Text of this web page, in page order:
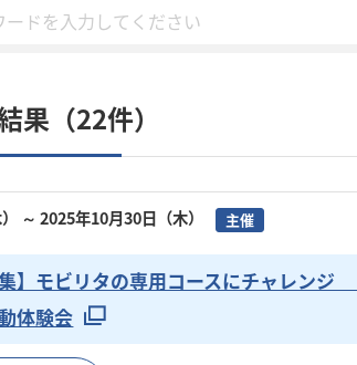
果（22件）
～ 2025年10月30日（木） 主催
集】モビリタの専用コースにチャレン
体験会